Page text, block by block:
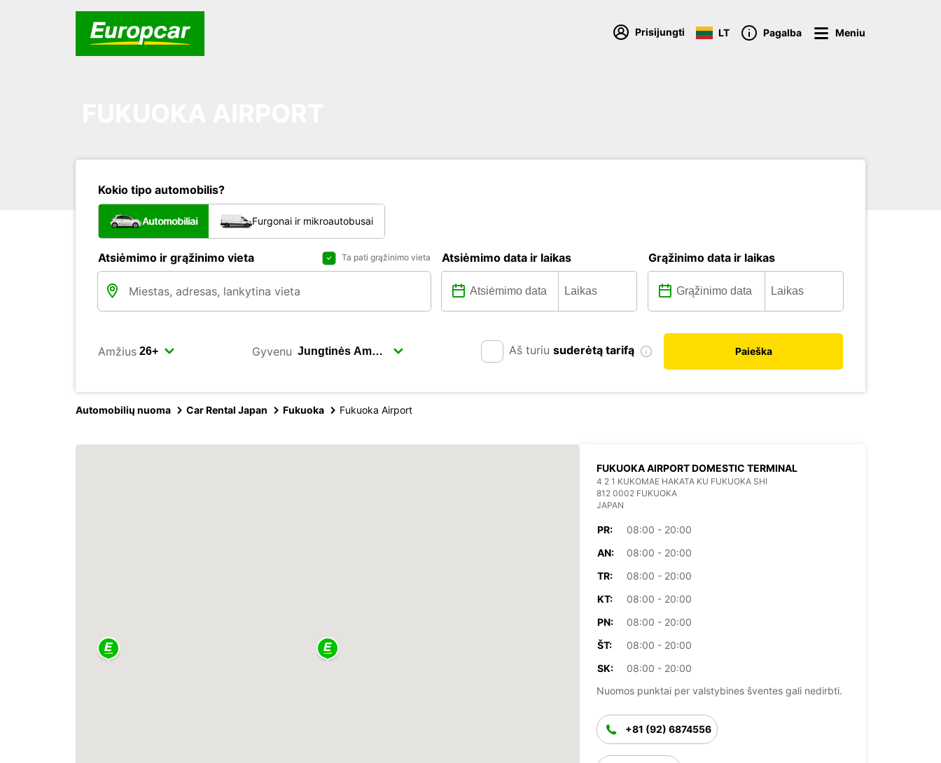
Prisijungti LT Pagalba Meniu
Kokio tipo automobilis?
Automobiliai Furgonai ir mikroautobusai
Atsiėmimo ir grąžinimo vieta Ta pati grąžinimo vieta Atsiėmimo data ir laikas Grąžinimo data ir laikas
Amžius Gyvenu Aš turiu suderėtą tarifą Paieška
Automobilių nuoma Car Rental Japan Fukuoka Fukuoka Airport
FUKUOKA AIRPORT DOMESTIC TERMINAL
4 2 1 KUKOMAE HAKATA KU FUKUOKA SHI
812 0002 FUKUOKA
JAPAN
PR:
08:00 - 20:00
AN:
08:00 - 20:00
TR:
08:00 - 20:00
KT:
08:00 - 20:00
PN:
08:00 - 20:00
ŠT:
08:00 - 20:00
SK:
08:00 - 20:00
Nuomos punktai per valstybines šventes gali nedirbti.
+81 (92) 6874556